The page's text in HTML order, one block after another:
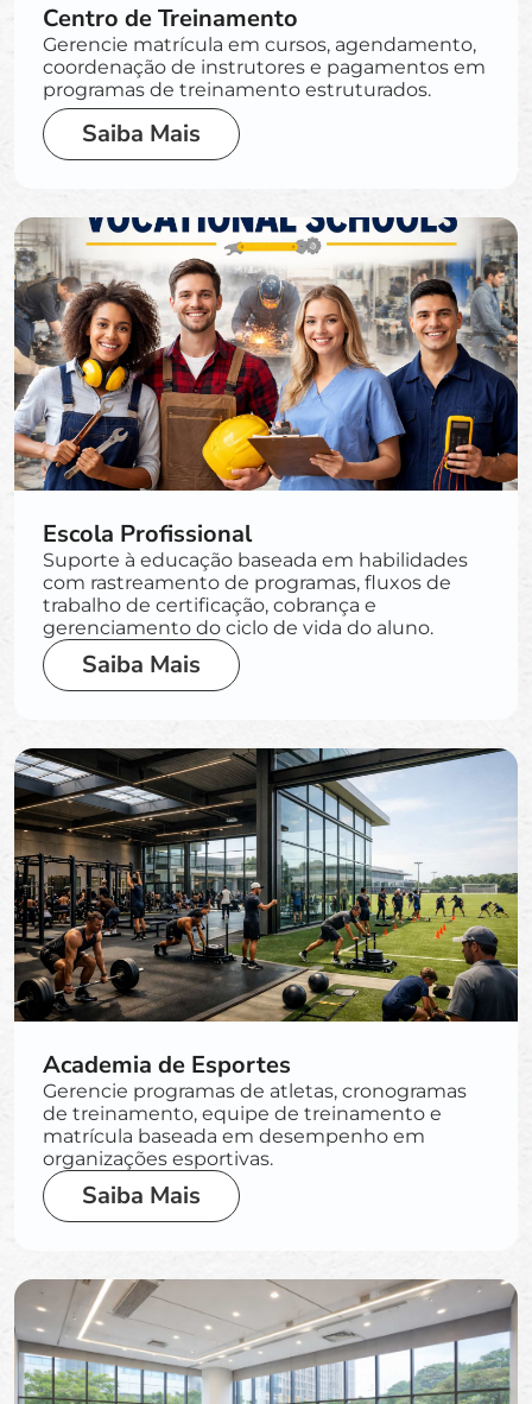
Centro de Treinamento
Gerencie matrícula em cursos, agendamento,
coordenação de instrutores e pagamentos em
programas de treinamento estruturados.
Saiba Mais
Escola Profissional
Suporte à educação baseada em habilidades
com rastreamento de programas, fluxos de
trabalho de certificação, cobrança e
gerenciamento do ciclo de vida do aluno.
Saiba Mais
Academia de Esportes
Gerencie programas de atletas, cronogramas
de treinamento, equipe de treinamento e
matrícula baseada em desempenho em
organizações esportivas.
Saiba Mais